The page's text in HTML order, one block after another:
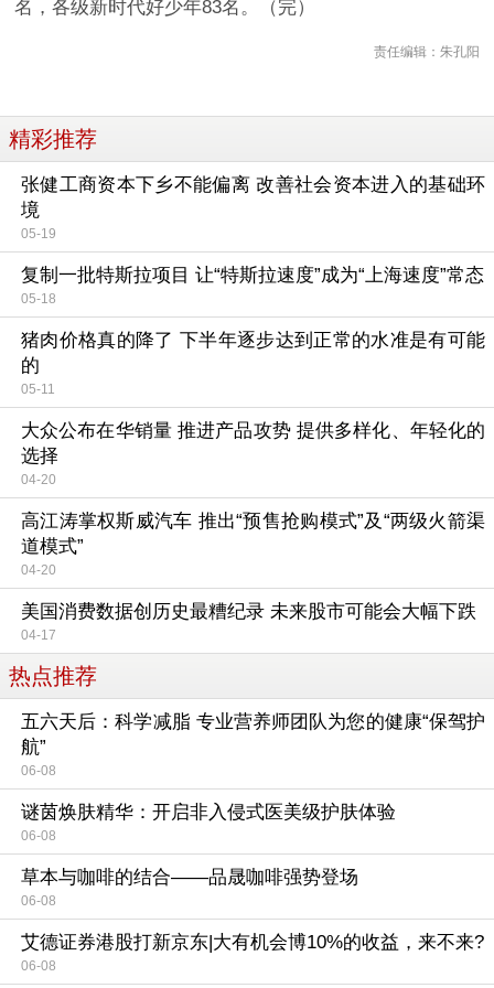
名，各级新时代好少年83名。（完）
责任编辑：朱孔阳
精彩推荐
张健工商资本下乡不能偏离 改善社会资本进入的基础环
境
05-19
复制一批特斯拉项目 让“特斯拉速度”成为“上海速度”常态
05-18
猪肉价格真的降了 下半年逐步达到正常的水准是有可能
的
05-11
大众公布在华销量 推进产品攻势 提供多样化、年轻化的
选择
04-20
高江涛掌权斯威汽车 推出“预售抢购模式”及“两级火箭渠
道模式”
04-20
美国消费数据创历史最糟纪录 未来股市可能会大幅下跌
04-17
热点推荐
五六天后：科学减脂 专业营养师团队为您的健康“保驾护
航”
06-08
谜茵焕肤精华：开启非入侵式医美级护肤体验
06-08
草本与咖啡的结合——品晟咖啡强势登场
06-08
艾德证券港股打新京东|大有机会博10%的收益，来不来?
06-08